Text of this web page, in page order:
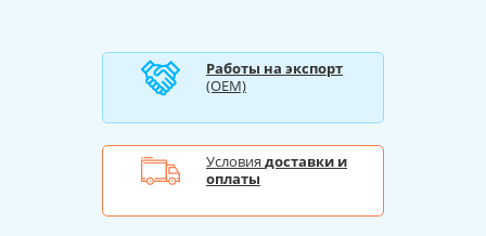
Работы на экспорт
(ОЕМ)
Условия доставки и
оплаты